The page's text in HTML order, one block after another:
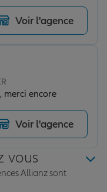
Voir l'agence
merci encore
Voir l'agence
vous
Allianz sont